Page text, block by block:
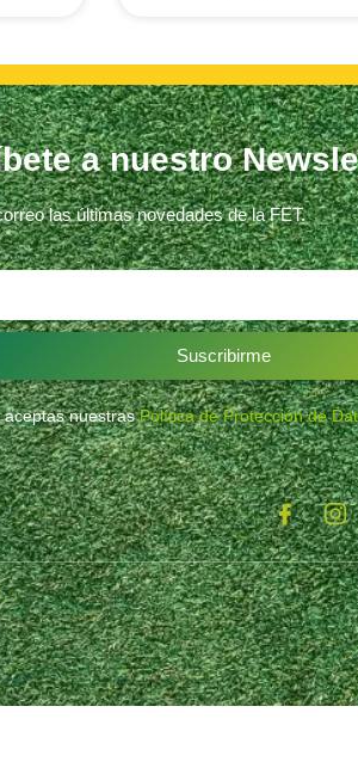
a nuestro
las últimas novedades de la FET.
Suscribirme
aceptas nuestrasPolítica de Protección de